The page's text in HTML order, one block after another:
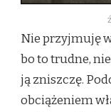
Nie przyjmuję
bo to trudne,
ją zniszczę.
obciążeniem